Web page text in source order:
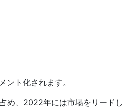
ト化されます。
め、2022年には市場をリードし